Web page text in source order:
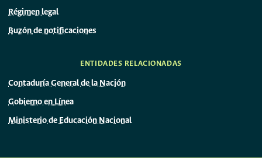
Régimen legal
Buzón de notificaciones
ENTIDADES RELACIONADAS
Contaduría General de la Nación
Gobierno en Línea
Ministerio de Educación Nacional